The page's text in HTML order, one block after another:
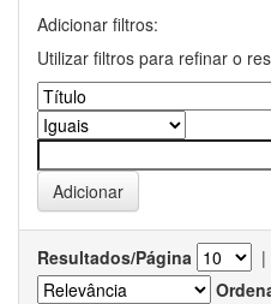
Adicionar filtros:
Utilizar filtros para refinar o
Resultados/Página |